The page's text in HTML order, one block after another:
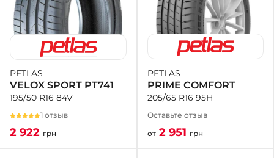
PETLAS
VELOX SPORT PT741
195/50 R16 84V
1 отзыв
2 922 грн
PETLAS
PRIME COMFORT
205/65 R16 95H
Оставьте отзыв
от 2 951 грн